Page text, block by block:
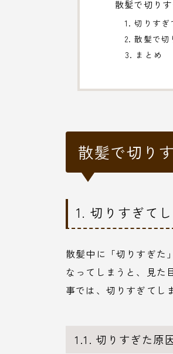
散髪で切り
1. 切りすぎ
2. 散髪で切
3. まとめ
散髪で切り
1. 切りすぎて
散髪中に「切りすぎた
なってしまうと、見た
事では、切りすぎてし
1.1. 切りすぎた原